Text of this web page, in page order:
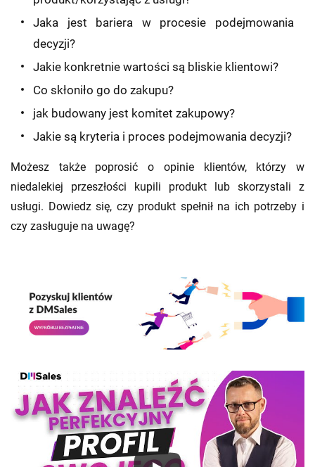
Jaka jest bariera w procesie podejmowania
decyzji?
Jakie konkretnie wartości są bliskie klientowi?
Co skłoniło go do zakupu?
jak budowany jest komitet zakupowy?
Jakie są kryteria i proces podejmowania decyzji?
Możesz także poprosić o opinie klientów, którzy w
niedalekiej przeszłości kupili produkt lub skorzystali z
usługi. Dowiedz się, czy produkt spełnił na ich potrzeby i
czy zasługuje na uwagę?